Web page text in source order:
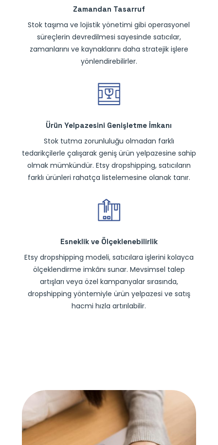
Zamandan Tasarruf
Stok taşıma ve lojistik yönetimi gibi operasyonel
süreçlerin devredilmesi sayesinde satıcılar,
zamanlarını ve kaynaklarını daha stratejik işlere
yönlendirebilirler.
Ürün Yelpazesini Genişletme İmkanı
Stok tutma zorunluluğu olmadan farklı
tedarikçilerle çalışarak geniş ürün yelpazesine sahip
olmak mümkündür. Etsy dropshipping, satıcıların
farklı ürünleri rahatça listelemesine olanak tanır.
Esneklik ve Ölçeklenebilirlik
Etsy dropshipping modeli, satıcılara işlerini kolayca
ölçeklendirme imkânı sunar. Mevsimsel talep
artışları veya özel kampanyalar sırasında,
dropshipping yöntemiyle ürün yelpazesi ve satış
hacmi hızla artırılabilir.